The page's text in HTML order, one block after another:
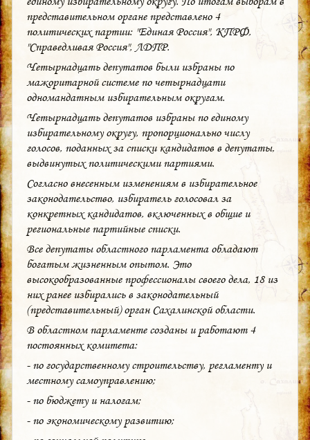
представительном органе представлено 4
политических партии: "Единая Россия", КПРФ,
"Справедливая Россия", ЛДПР.
Четырнадцать депутатов были избраны по
мажоритарной системе по четырнадцати
одномандатным избирательным округам.
Четырнадцать депутатов избраны по единому
избирательному округу, пропорционально числу
голосов, поданных за списки кандидатов в депутаты,
выдвинутых политическими партиями.
Согласно внесенным изменениям в избирательное
законодательство, избиратель голосовал за
конкретных кандидатов, включенных в общие и
региональные партийные списки.
Все депутаты областного парламента обладают
богатым жизненным опытом. Это
высокообразованные профессионалы своего дела, 18 из
них ранее избирались в законодательный
(представительный) орган Сахалинской области.
В областном парламенте созданы и работают 4
постоянных комитета:
- по государственному строительству, регламенту и
местному самоуправлению;
- по бюджету и налогам;
- по экономическому развитию;